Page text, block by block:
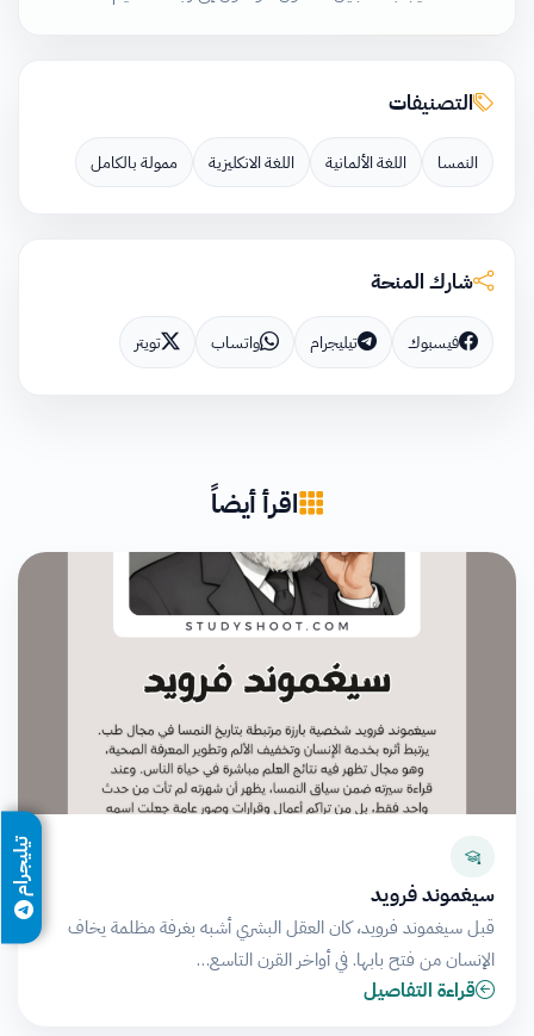
التصنيفات
النمسا اللغة الألمانية اللغة الانكليزية ممولة بالكامل
شارك المنحة
فيسبوك تيليجرام واتساب تويتر
اقرأ أيضاً
سيغموند فرويد
قبل سيغموند فرويد، كان العقل البشري أشبه بغرفة مظلمة يخاف
الإنسان من فتح بابها. في أواخر القرن التاسع…
قراءة التفاصيل
تيليجرام